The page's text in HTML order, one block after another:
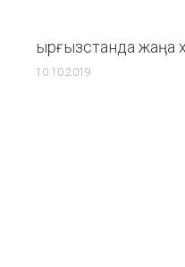
Қырғызстанда жаңа
10.10.2019